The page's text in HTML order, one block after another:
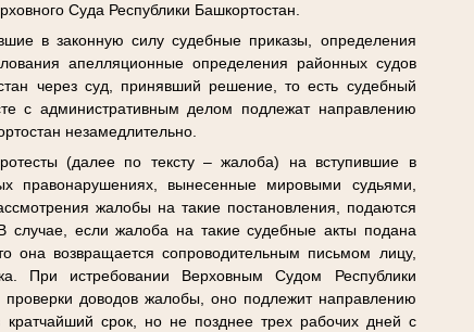
Суда Республики Башкортостан.
в законную силу судебные приказы, определения
апелляционные определения районных судов
через суд, принявший решение, то есть судебный
с административным делом подлежат направлению
незамедлительно.
(далее по тексту – жалоба) на вступившие в
правонарушениях, вынесенные мировыми судьями,
жалобы на такие постановления, подаются
случае, если жалоба на такие судебные акты подана
она возвращается сопроводительным письмом лицу,
При истребовании Верховным Судом Республики
доводов жалобы, оно подлежит направлению
срок, но не позднее трех рабочих дней с